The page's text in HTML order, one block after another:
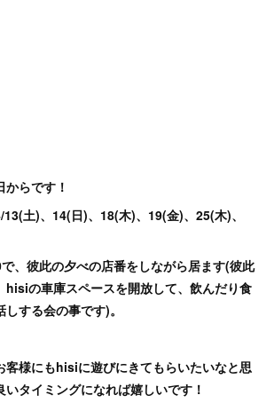
らです！
土)、14(日)、18(木)、19(金)、25(木)、
、彼此の夕べの店番をしながら居ます(彼此
hisiの車庫スペースを開放して、飲んだり食
する会の事です)。
客様にもhisiに遊びにきてもらいたいなと思
いタイミングになれば嬉しいです！